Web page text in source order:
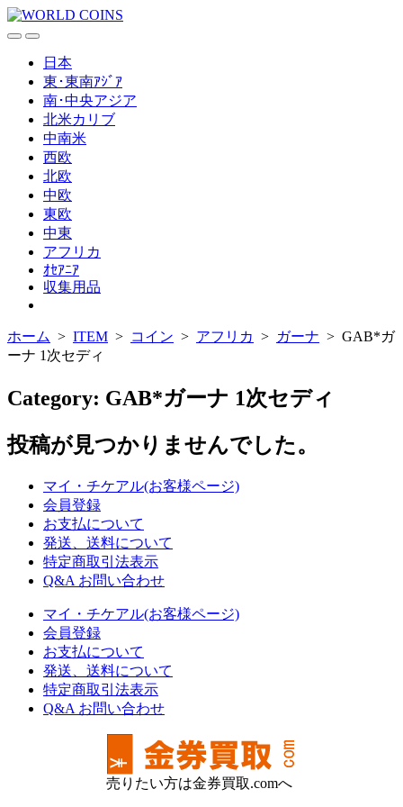
コ
ン
検
メ
ニ
日本
東･東南ｱｼﾞｱ
南･中央アジア
北米カリブ
中南米
西欧
北欧
中欧
東欧
中東
アフリカ
ｵｾｱﾆｱ
収集用品
ュ
ー
じ
ホーム > ITEM > コイン > アフリカ > ガーナ > GAB*ガ
ーナ 1次セディ
Category: GAB*ガーナ 1次セディ
投稿が見つかりませんでした。
マイ・チケアル(お客様ページ)
会員登録
お支払について
発送、送料について
特定商取引法表示
Q&A お問い合わせ
マイ・チケアル(お客様ページ)
会員登録
お支払について
発送、送料について
特定商取引法表示
Q&A お問い合わせ
売りたい方は金券買取.comへ